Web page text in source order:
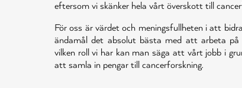
eftersom vi skänker hela vårt överskott till
För oss är värdet och meningsfullheten i att
ändamål det absolut bästa med att arbeta
vilken roll vi har kan man säga att vårt jobb i
att samla in pengar till cancerforskning.